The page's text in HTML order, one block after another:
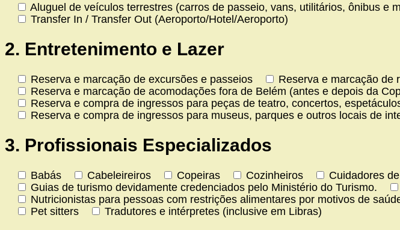
Aluguel de veículos terrestres (carros de passeio, vans, utilitários, ônibus e
Transfer In / Transfer Out (Aeroporto/Hotel/Aeroporto)
2. Entretenimento e Lazer
Reserva e marcação de excursões e passeios
Reserva e marcação de
Reserva e marcação de acomodações fora de Belém (antes e depois da
Reserva e compra de ingressos para peças de teatro, concertos,
Reserva e compra de ingressos para museus, parques e outros locais de
3. Profissionais Especializados
Babás Cabeleireiros Copeiras Cozinheiros Cuidadores
Guias de turismo devidamente credenciados pelo Ministério do Turismo.
Nutricionistas para pessoas com restrições alimentares por motivos de
Pet sitters
Tradutores e intérpretes (inclusive em Libras)